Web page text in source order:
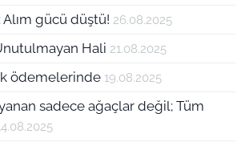
Alım gücü düştü! 26.08.2025
Hali 21.08.2025
ödemelerinde 19.08.2025
sadece ağaçlar değil; Tüm